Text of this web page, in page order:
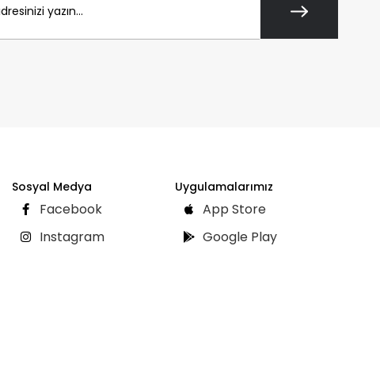
Sosyal Medya
Facebook
Instagram
Uygulamalarımız
App Store
Google Play